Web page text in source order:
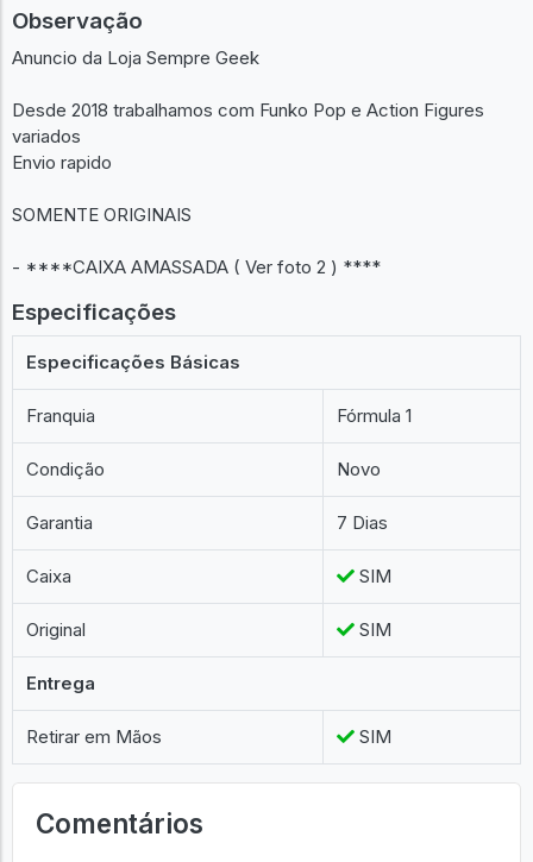
Observação
Anuncio da Loja Sempre Geek
Desde 2018 trabalhamos com Funko Pop e Action Figures
variados
Envio rapido
SOMENTE ORIGINAIS
- ****CAIXA AMASSADA ( Ver foto 2 ) ****
Especificações
Especificações Básicas
Franquia Fórmula 1
Condição Novo
Garantia 7 Dias
Caixa SIM
Original SIM
Entrega
Retirar em Mãos SIM
Comentários